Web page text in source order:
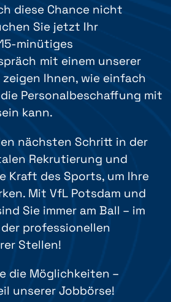
diese Chance nicht
Sie jetzt Ihr
minütiges
mit einem unserer
Ihnen, wie einfach
Personalbeschaffung mit
kann.
nächsten Schritt in der
Rekrutierung und
Kraft des Sports, um Ihre
Mit VfL Potsdam und
Sie immer am Ball – im
professionellen
Stellen!
die Möglichkeiten –
unserer Jobbörse!